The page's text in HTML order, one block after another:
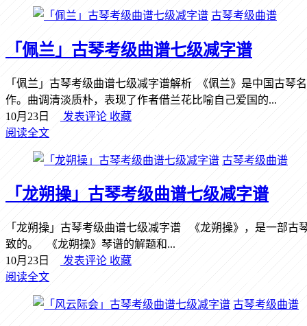
古琴考级曲谱
「佩兰」古琴考级曲谱七级减字谱
「佩兰」古琴考级曲谱七级减字谱解析 《佩兰》是中国古琴
作。曲调清淡质朴，表现了作者借兰花比喻自己爱国的...
10月23日
发表评论 收藏
阅读全文
古琴考级曲谱
「龙朔操」古琴考级曲谱七级减字谱
「龙朔操」古琴考级曲谱七级减字谱 《龙朔操》，是一部
致的。 《龙朔操》琴谱的解题和...
10月23日
发表评论 收藏
阅读全文
古琴考级曲谱